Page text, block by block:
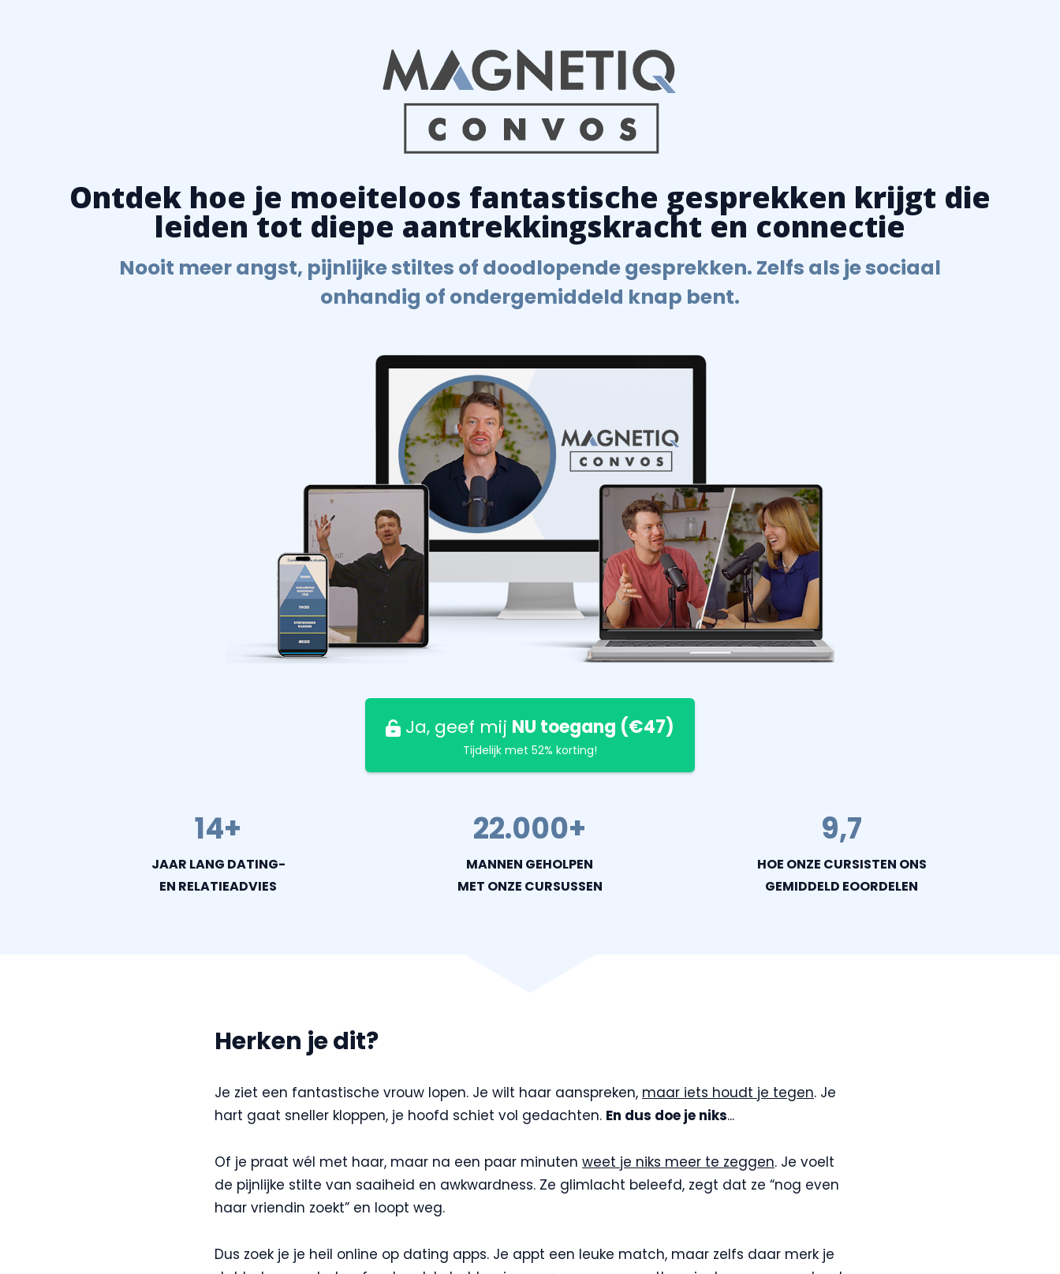
Ontdek hoe je moeiteloos fantastische gesprekken krijgt die
leiden tot diepe aantrekkingskracht en connectie
Nooit meer angst, pijnlijke stiltes of doodlopende gesprekken. Zelfs als je sociaal
onhandig of ondergemiddeld knap bent.
Ja, geef mij NU toegang (€47)
Tijdelijk met 52% korting!
14+
JAAR LANG DATING-
EN RELATIEADVIES
22.000+
MANNEN GEHOLPEN
MET ONZE CURSUSSEN
9,7
HOE ONZE CURSISTEN ONS
GEMIDDELD EOORDELEN
Herken je dit?
Je ziet een fantastische vrouw lopen. Je wilt haar aanspreken, maar iets houdt je tegen. Je
hart gaat sneller kloppen, je hoofd schiet vol gedachten. En dus doe je niks...
Of je praat wél met haar, maar na een paar minuten weet je niks meer te zeggen. Je voelt
de pijnlijke stilte van saaiheid en awkwardness. Ze glimlacht beleefd, zegt dat ze “nog even
haar vriendin zoekt” en loopt weg.
Dus zoek je je heil online op dating apps. Je appt een leuke match, maar zelfs daar merk je